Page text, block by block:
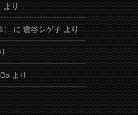
より
）に鷺谷シゲ子より
より